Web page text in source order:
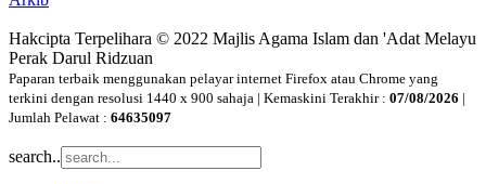
Hakcipta Terpelihara © 2022 Majlis Agama Islam dan 'Adat Melayu
Perak Darul Ridzuan
Paparan terbaik menggunakan pelayar internet Firefox atau Chrome yang
terkini dengan resolusi 1440 x 900 sahaja | Kemaskini Terakhir : 07/08/2026 |
Jumlah Pelawat : 64635097
search..